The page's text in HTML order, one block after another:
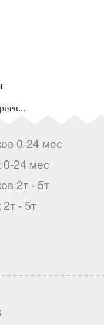
0-24 мес
0-24 мес
2т - 5т
- 5т